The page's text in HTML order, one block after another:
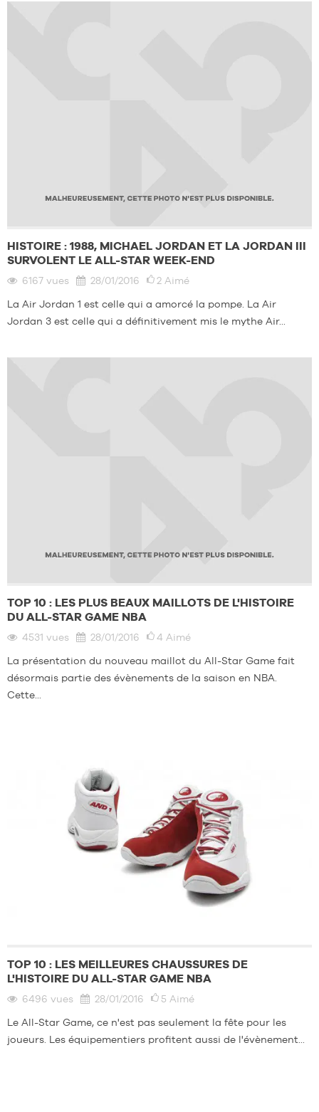
HISTOIRE : 1988, MICHAEL JORDAN ET LA JORDAN III
SURVOLENT LE ALL-STAR WEEK-END
6167 vues 28/01/2016 2 Aimé
La Air Jordan 1 est celle qui a amorcé la pompe. La Air
Jordan 3 est celle qui a définitivement mis le mythe Air...
TOP 10 : LES PLUS BEAUX MAILLOTS DE L'HISTOIRE
DU ALL-STAR GAME NBA
4531 vues 28/01/2016 4 Aimé
La présentation du nouveau maillot du All-Star Game fait
désormais partie des évènements de la saison en NBA.
Cette...
TOP 10 : LES MEILLEURES CHAUSSURES DE
L'HISTOIRE DU ALL-STAR GAME NBA
6496 vues 28/01/2016 5 Aimé
Le All-Star Game, ce n'est pas seulement la fête pour les
joueurs. Les équipementiers profitent aussi de l'évènement...